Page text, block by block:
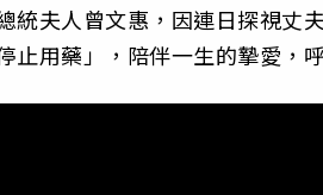
統夫人曾文惠，因連日探視丈
止用藥」，陪伴一生的摯愛，